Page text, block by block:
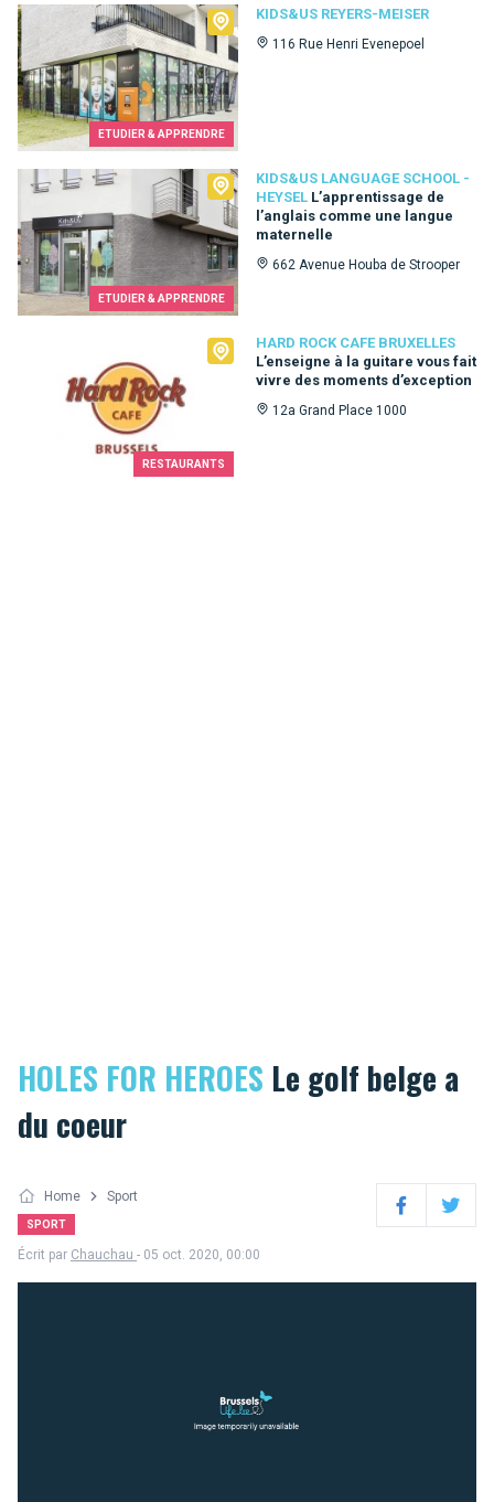
ETUDIER & APPRENDRE
KIDS&US REYERS-MEISER
116 Rue Henri Evenepoel
Kids&Us Reyers-Meiser
ETUDIER & APPRENDRE
KIDS&US LANGUAGE SCHOOL -
HEYSEL L’apprentissage de
l’anglais comme une langue
maternelle
662 Avenue Houba de Strooper
Kids&Us language school - Heysel
RESTAURANTS
HARD ROCK CAFE BRUXELLES
L’enseigne à la guitare vous fait
vivre des moments d’exception
12a Grand Place 1000
Hard Rock Cafe Bruxelles
HOLES FOR HEROES Le golf belge a
du coeur
Home Sport
SPORT FacebookTwitter
Écrit par Chauchau - 05 oct. 2020, 00:00